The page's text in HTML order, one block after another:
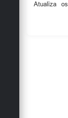
Atualiza